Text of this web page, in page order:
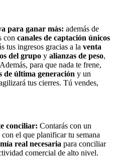
para ganar más: además de
con canales de captación únicos
tus ingresos gracias a la venta
del grupo y alianzas de peso,
para que nada te frene,
de última generación y un
tus cierres. Tú vendes,
conciliar: Contarás con un
con el que planificar tu semana
real necesaria para conciliar
comercial de alto nivel.